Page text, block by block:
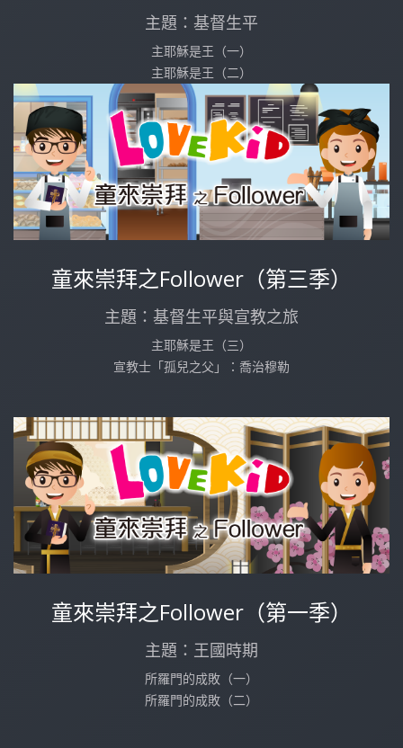
主題：基督生平
主耶穌是王（一）
主耶穌是王（二）
童來崇拜之Follower（第三季）
主題：基督生平與宣教之旅
主耶穌是王（三）
宣教士「孤兒之父」：喬治穆勒
童來崇拜之Follower（第一季）
主題：王國時期
所羅門的成敗（一）
所羅門的成敗（二）